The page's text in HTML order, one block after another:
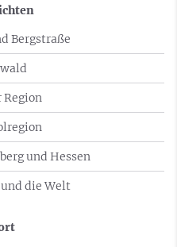
Bergstraße
Region
und Hessen
die Welt